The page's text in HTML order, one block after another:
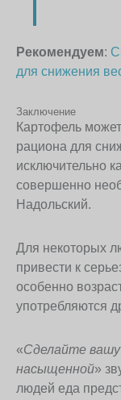
Рекомендуем:
для снижения
Заключение
Картофель
рациона для
исключительно
совершенно
Надольский.
Для некоторых
привести к
особенно
употребляются
«Сделайте
насыщенной»
людей еда